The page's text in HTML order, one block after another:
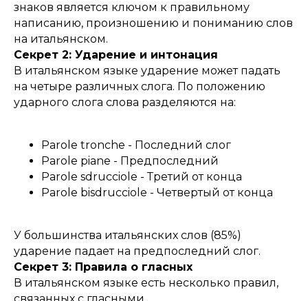
знаков является ключом к правильному
написанию, произношению и пониманию слов
на итальянском.
Секрет 2: Ударение и интонация
В итальянском языке ударение может падать
на четыре различных слога. По положению
ударного слога слова разделяются на:
Parole tronche - Последний слог
Parole piane - Предпоследний
Parole sdrucciole - Третий от конца
Parole bisdrucciole - Четвертый от конца
У большинства итальянских слов (85%)
ударение падает на предпоследний слог.
Секрет 3: Правила о гласных
В итальянском языке есть несколько правил,